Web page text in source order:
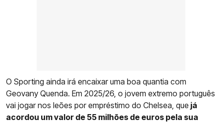
O Sporting ainda irá encaixar uma boa quantia com
Geovany Quenda. Em 2025/26, o jovem extremo português
vai jogar nos leões por empréstimo do Chelsea, que já
acordou um valor de 55 milhões de euros pela sua